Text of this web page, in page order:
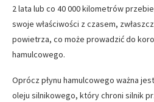
2 lata lub co 40 000 kilometrów
swoje właściwości z czasem,
powietrza, co może prowadzić do
hamulcowego.
Oprócz płynu hamulcowego ważna
oleju silnikowego, który chroni silnik